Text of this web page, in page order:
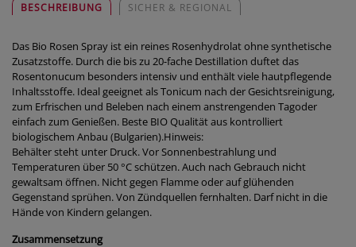
BESCHREIBUNG SICHER & REGIONAL
Das Bio Rosen Spray ist ein reines Rosenhydrolat ohne synthetische
Zusatzstoffe. Durch die bis zu 20-fache Destillation duftet das
Rosentonucum besonders intensiv und enthält viele hautpflegende
Inhaltsstoffe. Ideal geeignet als Tonicum nach der Gesichtsreinigung,
zum Erfrischen und Beleben nach einem anstrengenden Tagoder
einfach zum Genießen. Beste BIO Qualität aus kontrolliert
biologischem Anbau (Bulgarien).Hinweis:
Behälter steht unter Druck. Vor Sonnenbestrahlung und
Temperaturen über 50 °C schützen. Auch nach Gebrauch nicht
gewaltsam öffnen. Nicht gegen Flamme oder auf glühenden
Gegenstand sprühen. Von Zündquellen fernhalten. Darf nicht in die
Hände von Kindern gelangen.
Zusammensetzung